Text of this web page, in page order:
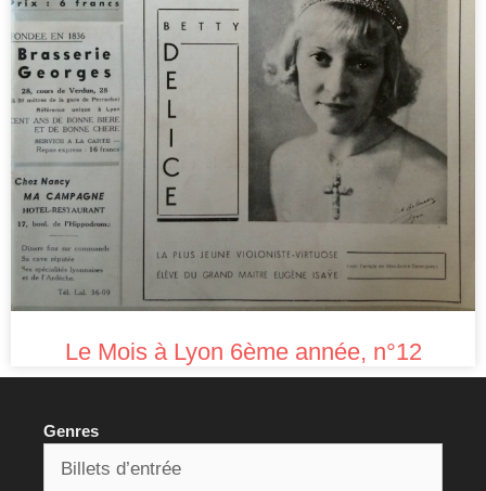
Le Mois à Lyon 6ème année, n°12
Genres